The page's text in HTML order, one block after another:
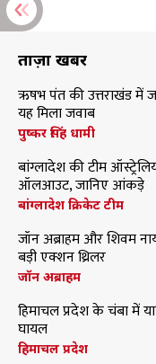
ताज़ा खबरें
ऋषभ पंत की उत्तराखंड में
यह मिला जवाब
पुष्कर सिंह धामी
बांग्लादेश की टीम
ऑलआउट, जानिए आंकड़े
बांग्लादेश क्रिकेट टीम
जॉन अब्राहम और शिवम
बड़ी एक्शन थ्रिलर
जॉन अब्राहम
हिमाचल प्रदेश के चंबा में
घायल
हिमाचल प्रदेश